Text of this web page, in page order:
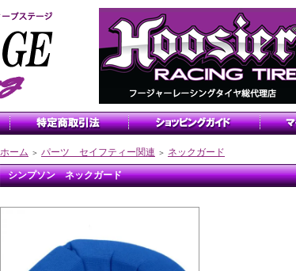
ホーム ＞ パーツ セイフティー関連 ＞ ネックガード
シンプソン ネックガード